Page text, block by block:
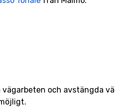
och avstängda